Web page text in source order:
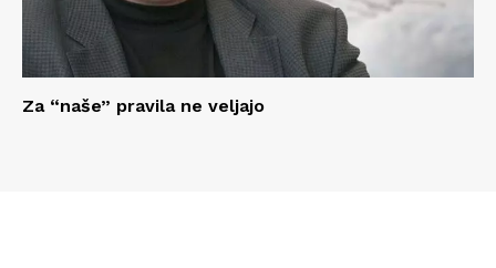
Za “naše” pravila ne veljajo